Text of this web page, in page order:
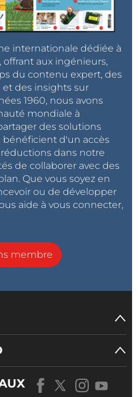
internationale dédiée à
aux ingénieurs,
du contenu expert, des
des insights sur
1960, nous avons
mondiale à
des solutions
d'un accès
dans notre
de collaborer avec des
Que vous soyez en
ou de développer
aide à vous connecter,
membre